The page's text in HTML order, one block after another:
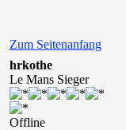
Zum Seitenanfang
hrkothe
Le Mans Sieger
Offline